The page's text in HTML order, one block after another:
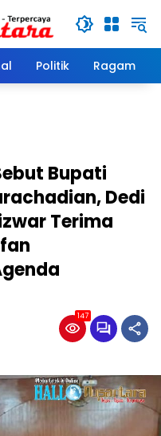
Politik Ragam
Bupati
Dedi
Terima
147